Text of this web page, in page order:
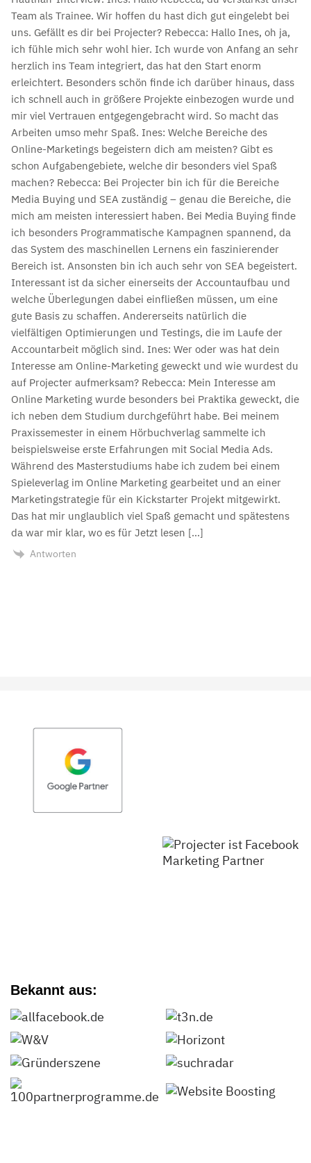
Team als Trainee. Wir hoffen du hast dich gut eingelebt bei
uns. Gefällt es dir bei Projecter? Rebecca: Hallo Ines, oh ja,
ich fühle mich sehr wohl hier. Ich wurde von Anfang an sehr
herzlich ins Team integriert, das hat den Start enorm
erleichtert. Besonders schön finde ich darüber hinaus, dass
ich schnell auch in größere Projekte einbezogen wurde und
mir viel Vertrauen entgegengebracht wird. So macht das
Arbeiten umso mehr Spaß. Ines: Welche Bereiche des
Online-Marketings begeistern dich am meisten? Gibt es
schon Aufgabengebiete, welche dir besonders viel Spaß
machen? Rebecca: Bei Projecter bin ich für die Bereiche
Media Buying und SEA zuständig – genau die Bereiche, die
mich am meisten interessiert haben. Bei Media Buying finde
ich besonders Programmatische Kampagnen spannend, da
das System des maschinellen Lernens ein faszinierender
Bereich ist. Ansonsten bin ich auch sehr von SEA begeistert.
Interessant ist da sicher einerseits der Accountaufbau und
welche Überlegungen dabei einfließen müssen, um eine
gute Basis zu schaffen. Andererseits natürlich die
vielfältigen Optimierungen und Testings, die im Laufe der
Accountarbeit möglich sind. Ines: Wer oder was hat dein
Interesse am Online-Marketing geweckt und wie wurdest du
auf Projecter aufmerksam? Rebecca: Mein Interesse am
Online Marketing wurde besonders bei Praktika geweckt, die
ich neben dem Studium durchgeführt habe. Bei meinem
Praxissemester in einem Hörbuchverlag sammelte ich
beispielsweise erste Erfahrungen mit Social Media Ads.
Während des Masterstudiums habe ich zudem bei einem
Spieleverlag im Online Marketing gearbeitet und an einer
Marketingstrategie für ein Kickstarter Projekt mitgewirkt.
Das hat mir unglaublich viel Spaß gemacht und spätestens
da war mir klar, wo es für Jetzt lesen […]
Antworten
Bekannt aus: